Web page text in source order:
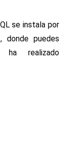
se instala por
puedes
realizado